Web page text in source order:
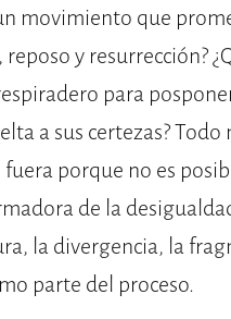
movimiento que
y resurrección?
para
a sus certezas? Todo
fuera porque no es
de la
la divergencia, la
parte del proceso.